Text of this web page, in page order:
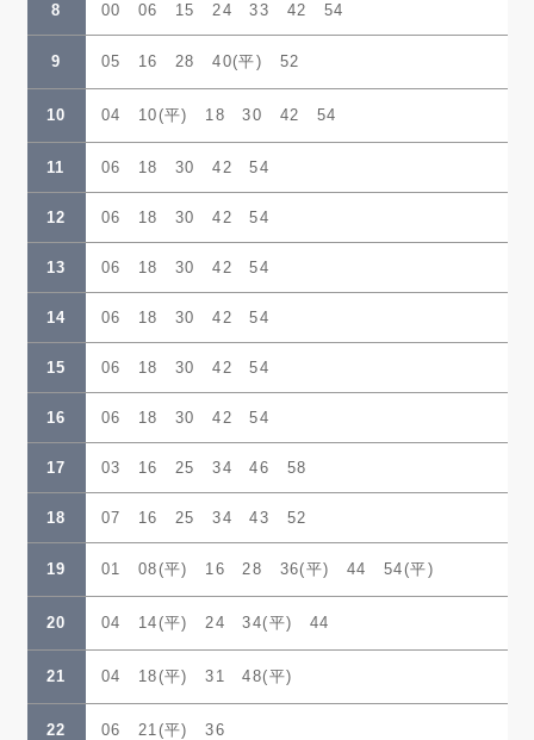
8 00 06 15 24 33 42 54
9 05 16 28 40(平) 52
10 04 10(平) 18 30 42 54
11 06 18 30 42 54
12 06 18 30 42 54
13 06 18 30 42 54
14 06 18 30 42 54
15 06 18 30 42 54
16 06 18 30 42 54
17 03 16 25 34 46 58
18 07 16 25 34 43 52
19 01 08(平) 16 28 36(平) 44 54(平)
20 04 14(平) 24 34(平) 44
21 04 18(平) 31 48(平)
22 06 21(平) 36